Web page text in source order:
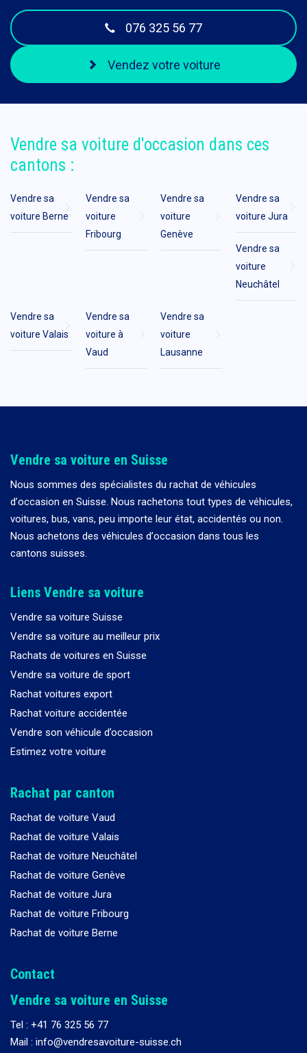
076 325 56 77
Vendez votre voiture
Vendre sa voiture d'occasion dans ces
cantons :
Vendre sa
voiture Berne
Vendre sa
voiture
Fribourg
Vendre sa
voiture
Genève
Vendre sa
voiture Jura
Vendre sa
voiture
Neuchâtel
Vendre sa
voiture Valais
Vendre sa
voiture à
Vaud
Vendre sa
voiture
Lausanne
Vendre sa voiture en Suisse
Nous sommes des spécialistes du rachat de véhicules
d’occasion en Suisse. Nous rachetons tout types de véhicules,
voitures, bus, vans, peu importe leur état, accidentés ou non.
Nous achetons des véhicules d’occasion dans tous les
cantons suisses.
Liens Vendre sa voiture
Vendre sa voiture Suisse
Vendre sa voiture au meilleur prix
Rachats de voitures en Suisse
Vendre sa voiture de sport
Rachat voitures export
Rachat voiture accidentée
Vendre son véhicule d’occasion
Estimez votre voiture
Rachat par canton
Rachat de voiture Vaud
Rachat de voiture Valais
Rachat de voiture Neuchâtel
Rachat de voiture Genève
Rachat de voiture Jura
Rachat de voiture Fribourg
Rachat de voiture Berne
Contact
Vendre sa voiture en Suisse
Tel : +41 76 325 56 77
Mail : info@vendresavoiture-suisse.ch